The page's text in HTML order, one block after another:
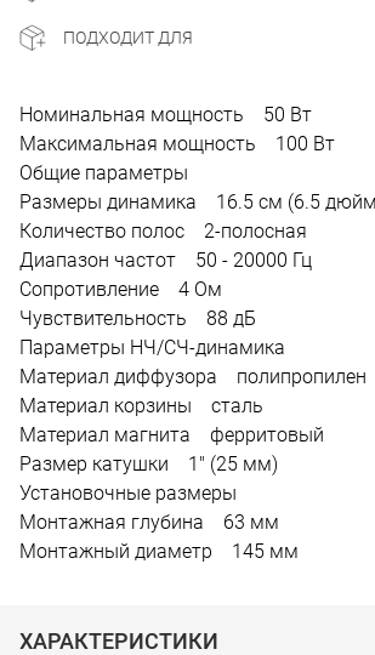
ПОДХОДИТ ДЛЯ
Номинальная мощность 50 Вт
Максимальная мощность 100 Вт
Общие параметры
Размеры динамика 16.5 см (6.5
Количество полос 2-полосная
Диапазон частот 50 - 20000 Гц
Сопротивление 4 Ом
Чувствительность 88 дБ
Параметры НЧ/СЧ-динамика
Материал диффузора полипропилен
Материал корзины сталь
Материал магнита ферритовый
Размер катушки 1" (25 мм)
Установочные размеры
Монтажная глубина 63 мм
Монтажный диаметр 145 мм
ХАРАКТЕРИСТИКИ